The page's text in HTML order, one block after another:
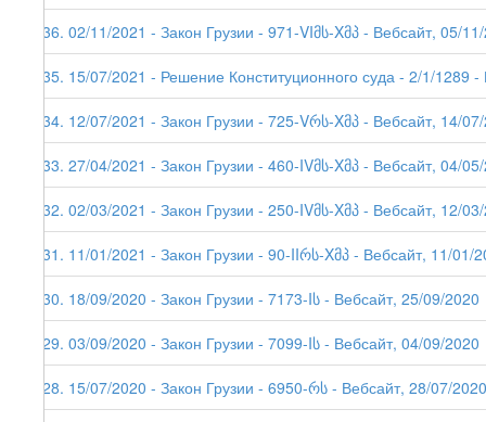
236. 02/11/2021 - Закон Грузии - 971-VIმს-Xმპ - Вебсайт, 05/
235. 15/07/2021 - Решение Конституционного суда - 2/1/1289
234. 12/07/2021 - Закон Грузии - 725-Vრს-Xმპ - Вебсайт, 14/
233. 27/04/2021 - Закон Грузии - 460-IVმს-Xმპ - Вебсайт, 04/
232. 02/03/2021 - Закон Грузии - 250-IVმს-Xმპ - Вебсайт, 12/
231. 11/01/2021 - Закон Грузии - 90-IIრს-Xმპ - Вебсайт, 11/
230. 18/09/2020 - Закон Грузии - 7173-Iს - Вебсайт, 25/09/2020
229. 03/09/2020 - Закон Грузии - 7099-Iს - Вебсайт, 04/09/2020
228. 15/07/2020 - Закон Грузии - 6950-რს - Вебсайт, 28/07/2020